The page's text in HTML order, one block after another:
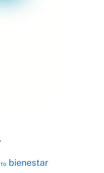
bienestar